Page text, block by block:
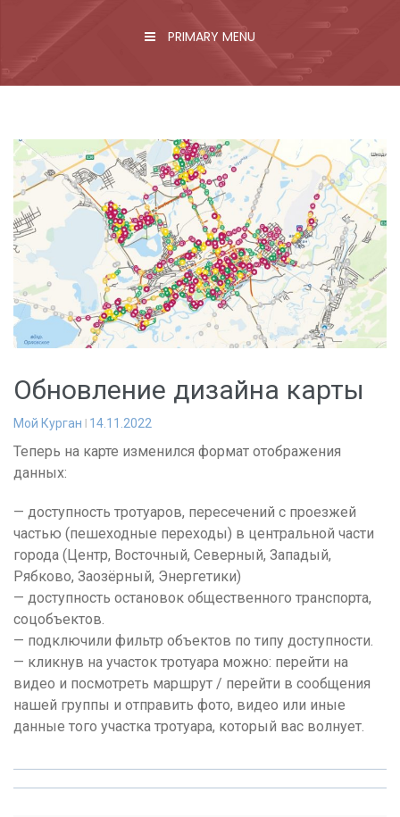
PRIMARY MENU
Обновление дизайна карты
Мой Курган 14.11.2022
Теперь на карте изменился формат отображения
данных:
— доступность тротуаров, пересечений с проезжей
частью (пешеходные переходы) в центральной части
города (Центр, Восточный, Северный, Западый,
Рябково, Заозёрный, Энергетики)
— доступность остановок общественного транспорта,
соцобъектов.
— подключили фильтр объектов по типу доступности.
— кликнув на участок тротуара можно: перейти на
видео и посмотреть маршрут / перейти в сообщения
нашей группы и отправить фото, видео или иные
данные того участка тротуара, который вас волнует.